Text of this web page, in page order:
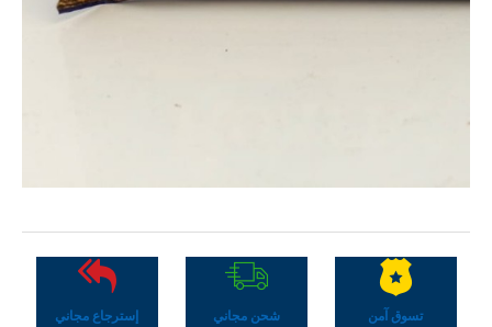
تسوق آمن
شحن مجاني
إسترجاع مجاني